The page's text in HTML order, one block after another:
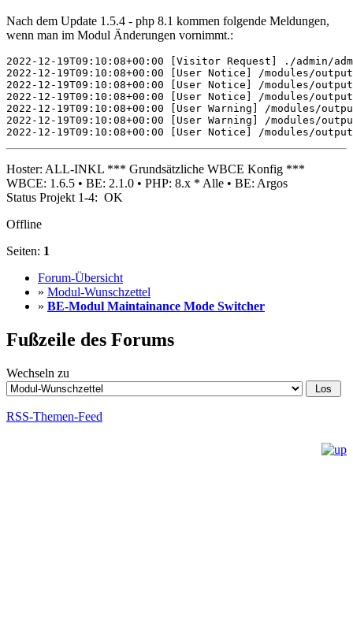
Nach dem Update 1.5.4 - php 8.1 kommen folgende Meldungen,
wenn man im Modul Änderungen vornimmt.:
2022-12-19T09:10:08+00:00 [Visitor Request] ./admin/
2022-12-19T09:10:08+00:00 [User Notice] /modules/
2022-12-19T09:10:08+00:00 [User Notice] /modules/
2022-12-19T09:10:08+00:00 [User Notice] /modules/
2022-12-19T09:10:08+00:00 [User Warning] /
2022-12-19T09:10:08+00:00 [User Warning] /
2022-12-19T09:10:08+00:00 [User Notice] /modules/
Hoster: ALL-INKL *** Grundsätzliche WBCE Konfig ***
WBCE: 1.6.5 • BE: 2.1.0 • PHP: 8.x * Alle • BE: Argos
Status Projekt 1-4: OK
Offline
Seiten: 1
Forum-Übersicht
» Modul-Wunschzettel
» BE-Modul Maintainance Mode Switcher
Fußzeile des Forums
Wechseln zu
RSS-Themen-Feed